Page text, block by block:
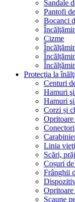
Sandale
Pantofi
Bocanci
Cizme
Protecţia la
Centuri
Hamuri
Hamuri
Corzi și
Opritoare
Conectori
Linia
Scări,
Coșuri
Frânghii
Opritoare
Scaune